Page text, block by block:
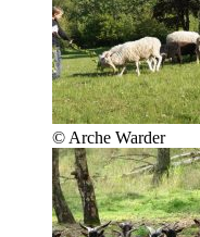
© Arche Warder